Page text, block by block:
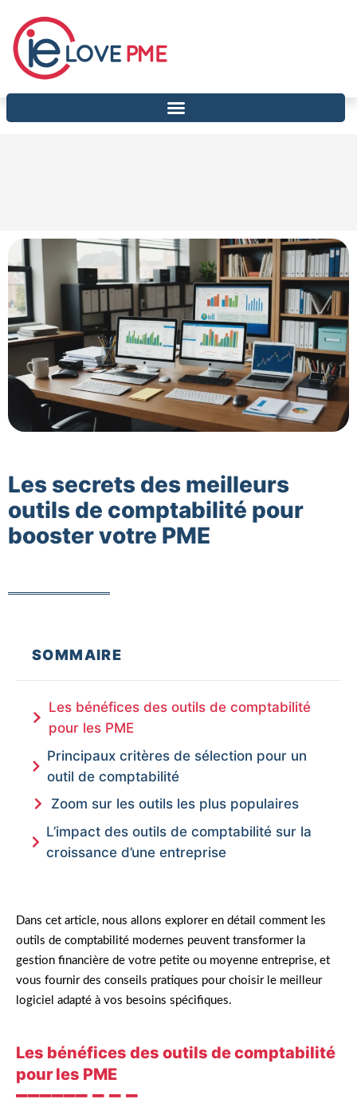
Les secrets des meilleurs
outils de comptabilité pour
booster votre PME
SOMMAIRE
Les bénéfices des outils de comptabilité
pour les PME
Principaux critères de sélection pour un
outil de comptabilité
Zoom sur les outils les plus populaires
L’impact des outils de comptabilité sur la
croissance d’une entreprise
Dans cet article, nous allons explorer en détail comment les
outils de comptabilité modernes peuvent transformer la
gestion financière de votre petite ou moyenne entreprise, et
vous fournir des conseils pratiques pour choisir le meilleur
logiciel adapté à vos besoins spécifiques.
Les bénéfices des outils de comptabilité
pour les PME